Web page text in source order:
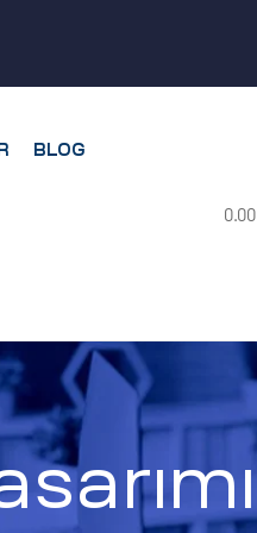
BLOG
0.00